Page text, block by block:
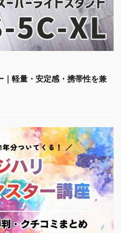
軽量・安定感・携帯性を兼